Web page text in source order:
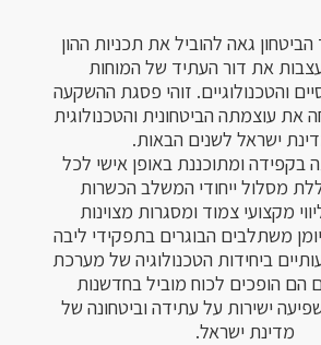
גאה להוביל את תכניות ההון
את דור העתיד של המוחות
והטכנולוגיים. זוהי פסגת ההשקעה
את עוצמתה הביטחונית והטכנולוגית
בקפידה ומתוכננת באופן אישי לכל
מסלול ייחודי המשלב הכשרות
מקצועי צמוד ומסגרות מצוינות
משתלבים הבוגרים בתפקידי ליבה
ביחידות הטכנולוגיה של מערכת
הם הופכים לכוח מוביל בחדשנות
ישירות על עתידה וביטחונה של
מדינת ישראל.